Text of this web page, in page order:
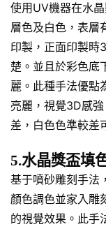
使用UV機器在水
層色及白色，表層
印製，正面印製時
楚。並且於彩色底
麗。此種手法優點
亮麗，視覺3D感
差，白色色準較差
5.水晶獎盃填
基于噴砂雕刻手法
顏色調色並家入雕
的視覺效果。此手